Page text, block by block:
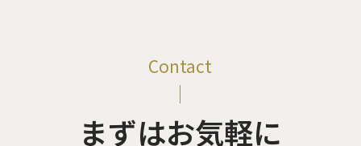
Contact
まずはお気軽に